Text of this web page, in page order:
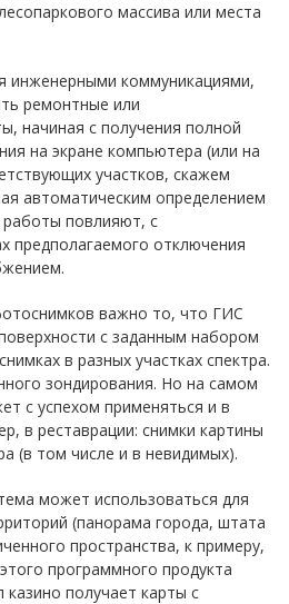
массива или места
инженерными коммуникациями,
ремонтные или
начиная с получения полной
на экране компьютера (или на
участков, скажем
автоматическим определением
повлияют, с
предполагаемого отключения
важно то, что ГИС
с заданным набором
в разных участках спектра.
зондирования. Но на самом
с успехом применяться и в
в реставрации: снимки картины
(в том числе и в невидимых).
может использоваться для
(панорама города, штата
пространства, к примеру,
программного продукта
казино получает карты с